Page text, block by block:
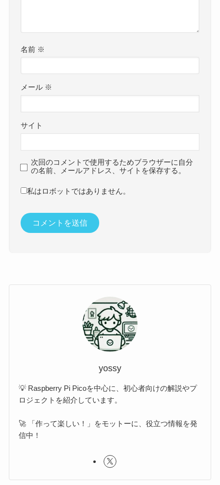
名前 ※
メール ※
サイト
次回のコメントで使用するためブラウザーに自分
の名前、メールアドレス、サイトを保存する。
私はロボットではありません。
yossy
💡 Raspberry Pi Picoを中心に、初心者向けの解説やプ
ロジェクトを紹介しています。
🚀 「作って楽しい！」をモットーに、役立つ情報を発
信中！